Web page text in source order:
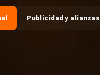
Publicidad y alianzas